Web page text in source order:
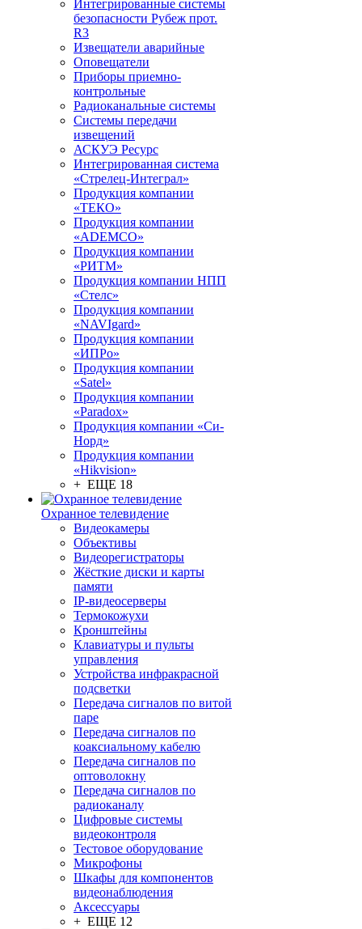
Интегрированные системы
безопасности Рубеж прот.
R3
Извещатели аварийные
Оповещатели
Приборы приемно-
контрольные
Радиоканальные системы
Системы передачи
извещений
АСКУЭ Ресурс
Интегрированная система
«Стрелец-Интеграл»
Продукция компании
«ТЕКО»
Продукция компании
«ADEMCO»
Продукция компании
«РИТМ»
Продукция компании НПП
«Стелс»
Продукция компании
«NAVIgard»
Продукция компании
«ИПРо»
Продукция компании
«Satel»
Продукция компании
«Paradox»
Продукция компании «Си-
Норд»
Продукция компании
«Hikvision»
+ ЕЩЕ 18
Охранное телевидение
Видеокамеры
Объективы
Видеорегистраторы
Жёсткие диски и карты
памяти
IP-видеосерверы
Термокожухи
Кронштейны
Клавиатуры и пульты
управления
Устройства инфракрасной
подсветки
Передача сигналов по витой
паре
Передача сигналов по
коаксиальному кабелю
Передача сигналов по
оптоволокну
Передача сигналов по
радиоканалу
Цифровые системы
видеоконтроля
Тестовое оборудование
Микрофоны
Шкафы для компонентов
видеонаблюдения
Аксессуары
+ ЕЩЕ 12